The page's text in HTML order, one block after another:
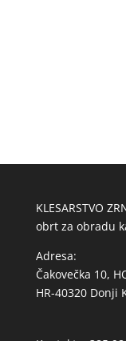
KLESARSTVO
obrt za obradu
Adresa:
Čakovečka 10,
HR-40320 Donji